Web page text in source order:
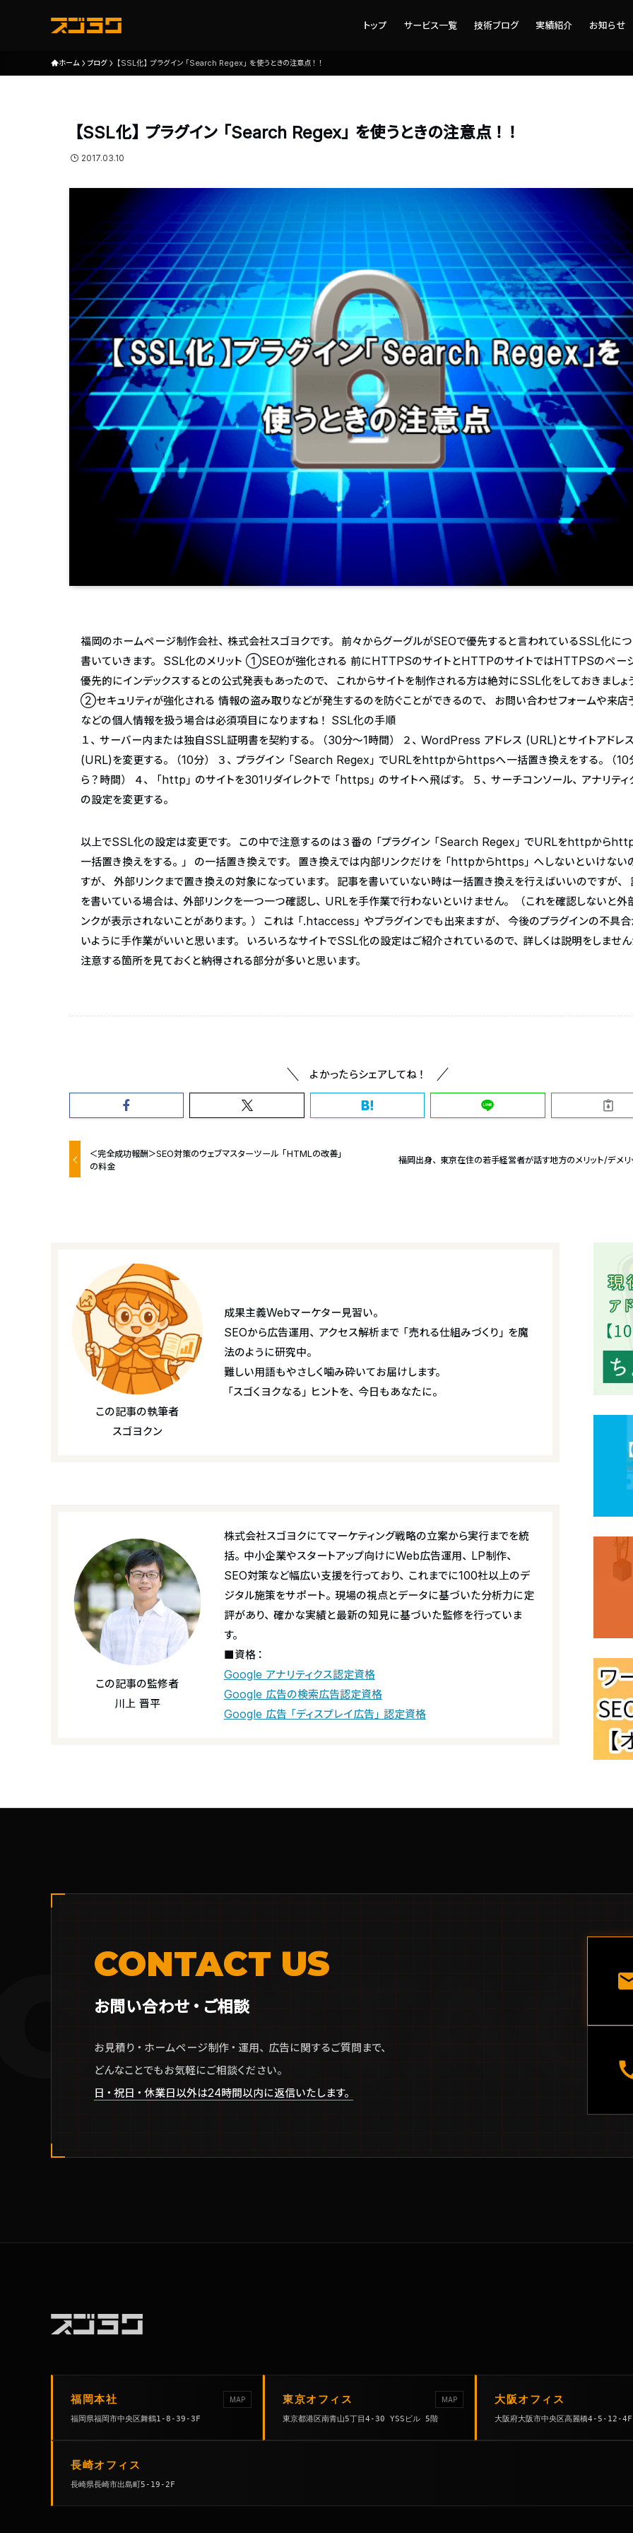
トップ サービス一覧 技術ブログ 実績紹介 お知らせ
ホーム ブログ 【SSL化】プラグイン「Search Regex」を使うときの注意点！！
【SSL化】プラグイン「Search Regex」を使うときの注意点！！
2017.03.10
福岡のホームページ制作会社、株式会社スゴヨクです。 前々からグーグルがSEOで優先すると言われているSSL化に
書いていきます。 SSL化のメリット ①SEOが強化される 前にHTTPSのサイトとHTTPのサイトではHTTPSのペー
優先的にインデックスするとの公式発表もあったので、 これからサイトを制作される方は絶対にSSL化をしておきましょ
②セキュリティが強化される 情報の盗み取りなどが発生するのを防ぐことができるので、 お問い合わせフォームや来店
などの個人情報を扱う場合は必須項目になりますね！ SSL化の手順
１、サーバー内または独自SSL証明書を契約する。（30分～1時間） ２、WordPress アドレス (URL)とサイトアドレ
(URL)を変更する。（10分） ３、プラグイン「Search Regex」でURLをhttpからhttpsへ一括置き換えをする。（10
ら？時間） ４、「http」のサイトを301リダイレクトで「https」のサイトへ飛ばす。 ５、サーチコンソール、アナリティ
の設定を変更する。
以上でSSL化の設定は変更です。 この中で注意するのは３番の「プラグイン「Search Regex」でURLをhttpから
一括置き換えをする。」 の一括置き換えです。
置き換えでは内部リンクだけを「httpからhttps」へしないといけない
すが、 外部リンクまで置き換えの対象になっています。 記事を書いていない時は一括置き換えを行えばいいのですが、
を書いている場合は、外部リンクを一つ一つ確認し、URLを手作業で行わないといけません。 （これを確認しないと外
ンクが表示されないことがあります。） これは「.htaccess」やプラグインでも出来ますが、 今後のプラグインの不具
いように手作業がいいと思います。 いろいろなサイトでSSL化の設定はご紹介されているので、詳しくは説明をしませ
注意する箇所を見ておくと納得される部分が多いと思います。
よかったらシェアしてね！
＜完全成功報酬＞SEO対策のウェブマスターツール「HTMLの改善」
の料金
福岡出身、東京在住の若手経営者が話す地方のメリット/デメリ
この記事の執筆者
スゴヨクン
成果主義Webマーケター見習い。
SEOから広告運用、アクセス解析まで「売れる仕組みづくり」を魔
法のように研究中。
難しい用語もやさしく噛み砕いてお届けします。
「スゴくヨクなる」ヒントを、今日もあなたに。
この記事の監修者
川上 晋平
株式会社スゴヨクにてマーケティング戦略の立案から実行までを統
括。中小企業やスタートアップ向けにWeb広告運用、LP制作、
SEO対策など幅広い支援を行っており、これまでに100社以上のデ
ジタル施策をサポート。現場の視点とデータに基づいた分析力に定
評があり、確かな実績と最新の知見に基づいた監修を行っていま
す。
■資格：
Google アナリティクス認定資格
Google 広告の検索広告認定資格
Google 広告「ディスプレイ広告」認定資格
CONTACT US
お問い合わせ・ご相談
お見積り・ホームページ制作・運用、広告に関するご質問まで、
どんなことでもお気軽にご相談ください。
日・祝日・休業日以外は24時間以内に返信いたします。
福岡本社 MAP
福岡県福岡市中央区舞鶴1-8-39-3F
東京オフィス MAP
東京都港区南青山5丁目4-30 YSSビル 5階
大阪オフィス
大阪府大阪市中央区高麗橋4-5-12-4F
長崎オフィス
長崎県長崎市出島町5-19-2F